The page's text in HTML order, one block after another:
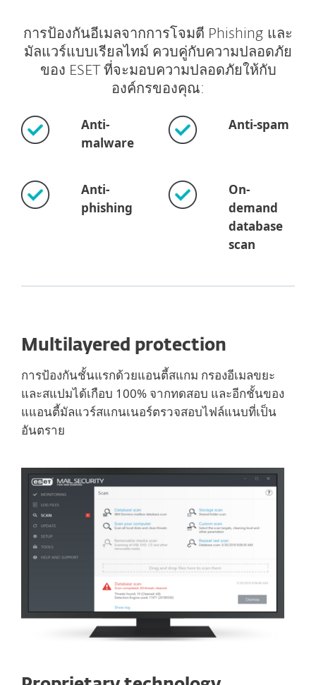
การป้องกันอีเมลจากการโจมตี Phishing และ
มัลแวร์แบบเรียลไทม์ ควบคู่กับความปลอดภัย
ของ ESET ที่จะมอบความปลอดภัยให้กับ
องค์กรของคุณ:
Anti-
malware
Anti-spam
Anti-
phishing
On-
demand
database
scan
Multilayered protection
การป้องกันชั้นแรกด้วยแอนตี้สแกม กรองอีเมลขยะ
และสแปมได้เกือบ 100% จากทดสอบ และอีกชั้นของ
แแอนตี้มัลแวร์สแกนเนอร์ตรวจสอบไฟล์แนบที่เป็น
อันตราย